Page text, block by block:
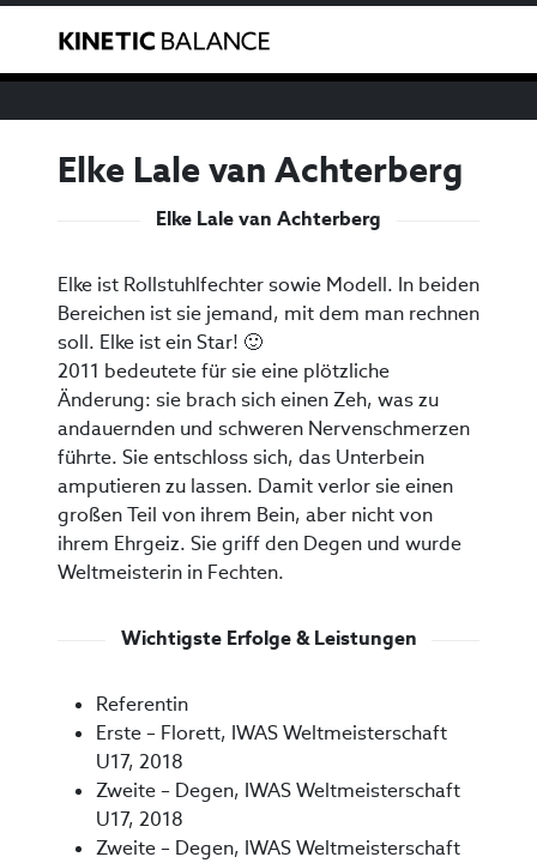
We have noticed that you are from the USA. You can
Elke Lale van Achterberg
Elke Lale van Achterberg
Elke ist Rollstuhlfechter sowie Modell. In beiden
Bereichen ist sie jemand, mit dem man rechnen
soll. Elke ist ein Star! 🙂
2011 bedeutete für sie eine plötzliche
Änderung: sie brach sich einen Zeh, was zu
andauernden und schweren Nervenschmerzen
führte. Sie entschloss sich, das Unterbein
amputieren zu lassen. Damit verlor sie einen
großen Teil von ihrem Bein, aber nicht von
ihrem Ehrgeiz. Sie griff den Degen und wurde
Weltmeisterin in Fechten.
Wichtigste Erfolge & Leistungen
Referentin
Erste – Florett, IWAS Weltmeisterschaft
U17, 2018
Zweite – Degen, IWAS Weltmeisterschaft
U17, 2018
Zweite – Degen, IWAS Weltmeisterschaft